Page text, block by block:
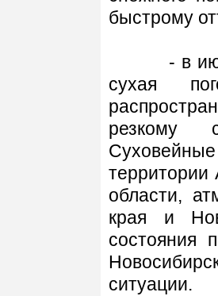
быстрому
- в июле-
сухая
резкому
территории
области,
края и
состояния
ситуации.